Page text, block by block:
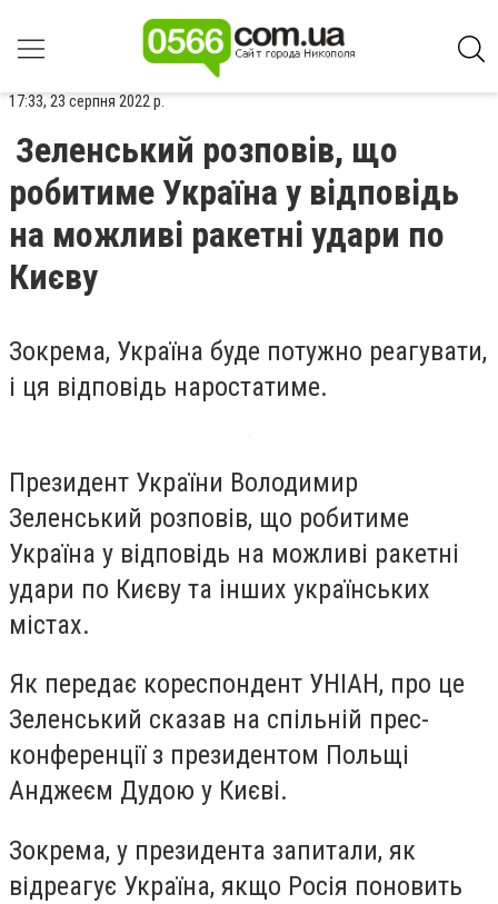
17:33, 23 серпня 2022 р.
Зеленський розповів, що
робитиме Україна у відповідь
на можливі ракетні удари по
Києву
Зокрема, Україна буде потужно реагувати,
і ця відповідь наростатиме.
Президент України Володимир
Зеленський розповів, що робитиме
Україна у відповідь на можливі ракетні
удари по Києву та інших українських
містах.
Як передає кореспондент УНІАН, про це
Зеленський сказав на спільній прес-
конференції з президентом Польщі
Анджеєм Дудою у Києві.
Зокрема, у президента запитали, як
відреагує Україна, якщо Росія поновить